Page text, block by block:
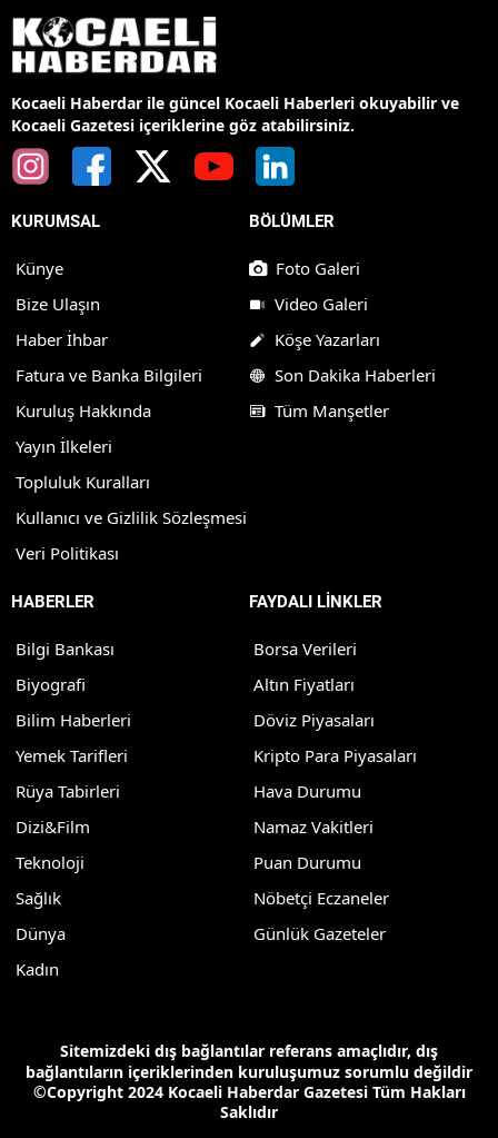
Kocaeli Haberdar ile güncel Kocaeli Haberleri okuyabilir ve
Kocaeli Gazetesi içeriklerine göz atabilirsiniz.
KURUMSAL
Künye
Bize Ulaşın
Haber İhbar
Fatura ve Banka Bilgileri
Kuruluş Hakkında
Yayın İlkeleri
Topluluk Kuralları
Kullanıcı ve Gizlilik Sözleşmesi
Veri Politikası
BÖLÜMLER
Foto Galeri
Video Galeri
Köşe Yazarları
Son Dakika Haberleri
Tüm Manşetler
HABERLER
Bilgi Bankası
Biyografi
Bilim Haberleri
Yemek Tarifleri
Rüya Tabirleri
Dizi&Film
Teknoloji
Sağlık
Dünya
Kadın
FAYDALI LİNKLER
Borsa Verileri
Altın Fiyatları
Döviz Piyasaları
Kripto Para Piyasaları
Hava Durumu
Namaz Vakitleri
Puan Durumu
Nöbetçi Eczaneler
Günlük Gazeteler
Sitemizdeki dış bağlantılar referans amaçlıdır, dış
bağlantıların içeriklerinden kuruluşumuz sorumlu değildir
©Copyright 2024 Kocaeli Haberdar Gazetesi Tüm Hakları
Saklıdır